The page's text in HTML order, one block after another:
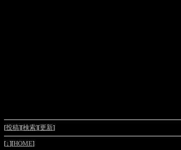
[投稿][検索][更新]
[↓][HOME]